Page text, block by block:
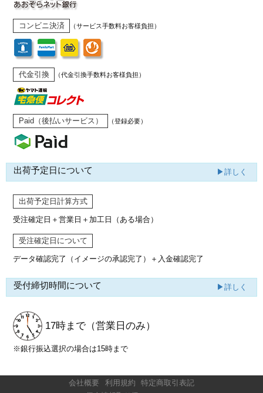
コンビニ決済 （サービス手数料お客様負担）
代金引換 （代金引換手数料お客様負担）
Paid（後払いサービス） （登録必要）
出荷予定日について ▶詳しく
出荷予定日計算方式
受注確定日＋営業日＋加工日（ある場合）
受注確定日について
データ確認完了（イメージの承認完了） ＋入金確認完了
受付締切時間について ▶詳しく
17時まで （営業日のみ）
※銀行振込選択の場合は15時まで
会社概要 利用規約
特定商取引表記